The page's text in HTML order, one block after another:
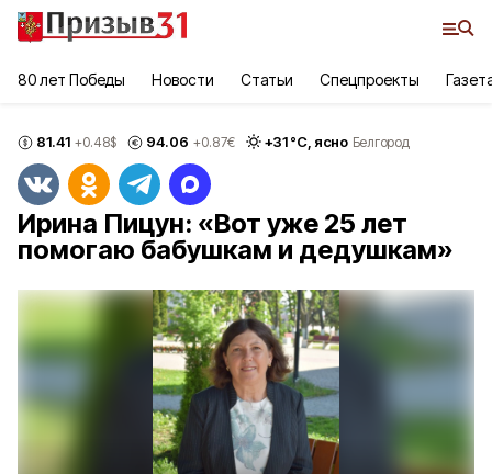
80 лет Победы Новости Статьи Спецпроекты
81.41 +0.48$ 94.06 +0.87€ +31°С, ясно Белгород
Ирина Пицун: «Вот уже 25 лет
помогаю бабушкам и дедушкам»